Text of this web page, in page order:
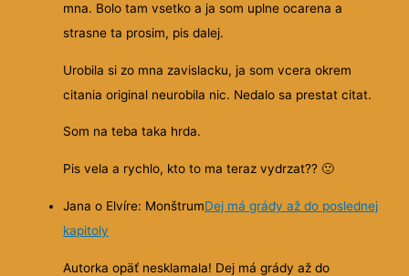
mna. Bolo tam vsetko a ja som uplne ocarena a
strasne ta prosim, pis dalej.
Urobila si zo mna zavislacku, ja som vcera okrem
citania original neurobila nic. Nedalo sa prestat citat.
Som na teba taka hrda.
Pis vela a rychlo, kto to ma teraz vydrzat??🙂
Jana o Elvíre: MonštrumDej má grády až do poslednej
kapitoly
Autorka opäť nesklamala! Dej má grády až do